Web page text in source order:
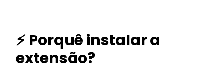
⚡ Porquê instalar a
extensão?